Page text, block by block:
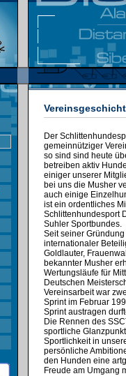
Der
gemeinnütziger
so sind sind heute
betreiben aktiv
einiger unserer
bei uns die Musher
auch einige
ist ein ordentliches
Schlittenhundesport
Suhler Sportbundes.
Seit seiner
internationaler
Goldlauter,
bekannter Musher
Wertungsläufe für
Deutschen
Vereinsarbeit war
Sprint im Februar
Sprint austragen
Die Rennen des
sportliche
Sportlichkeit in
persönliche
den Hunden eine
Freude am Umgang